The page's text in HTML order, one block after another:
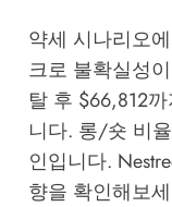
약세 시나리오
크로 불확실성
탈 후 $66,812
니다. 롱/숏 비
인입니다.
향을 확인해보